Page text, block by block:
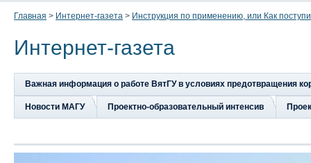
Главная > Интернет-газета > Инструкция по применению, или Как
Интернет-газета
Важная информация о работе ВятГУ в условиях предотвращения
Новости МАГУ Проектно-образовательный интенсив